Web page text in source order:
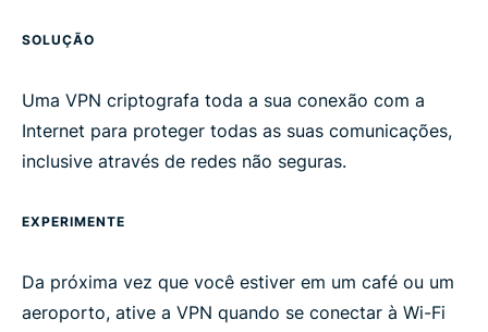
SOLUÇÃO
Uma VPN criptografa toda a sua conexão com a
Internet para proteger todas as suas comunicações,
inclusive através de redes não seguras.
EXPERIMENTE
Da próxima vez que você estiver em um café ou um
aeroporto, ative a VPN quando se conectar à Wi-Fi